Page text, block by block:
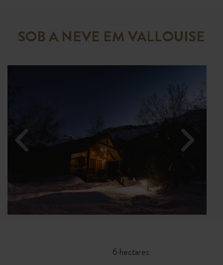
SOB A NEVE EM VALLOUISE
6 hectares